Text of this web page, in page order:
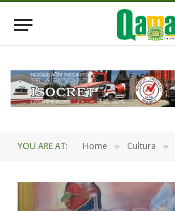
YOU ARE AT: Home » Cultura »